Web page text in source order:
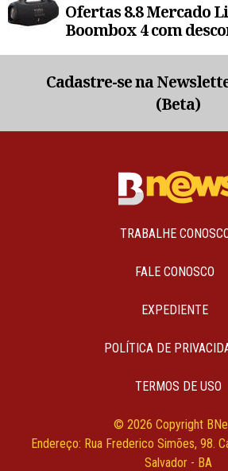
Ofertas 8.8 Mercado
Boombox 4 com
Cadastre-se na
(Beta)
TRABALHE
FALE CONOSCO
EXPEDIENTE
POLÍTICA DE
TERMOS DE USO
© 2026 Copyright
Endereço: Rua Frederico Simões, 98.
Salvador - BA